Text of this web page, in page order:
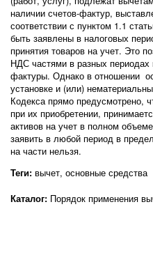
наличии счетов-фактур,
соответствии с пунктом 1.1
быть заявлены в налоговых
принятия товаров на учет. Это
НДС частями в разных периодах
фактуры. Однако в отношении
установке и (или)
Кодекса прямо предусмотрено,
при их приобретении,
активов на учет в полном
заявить в любой период в
на части нельзя.
Теги: вычет, основные средства
Каталог: Порядок применения